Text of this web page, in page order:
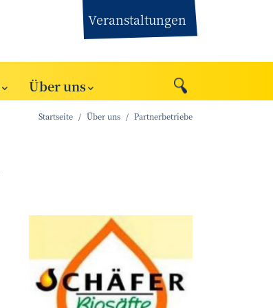
Veranstaltungen
Über uns
Startseite Über uns Partnerbetriebe